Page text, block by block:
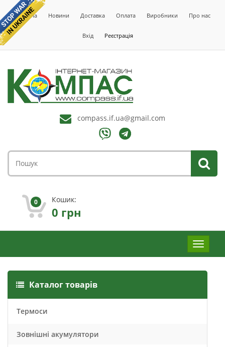
Головна Новини Доставка Оплата Виробники Про нас
Вхід Реєстрація
compass.if.ua@gmail.com
0 Кошик:
0 грн
Меню
Каталог товарів
Термоси
Зовнішні акумулятори